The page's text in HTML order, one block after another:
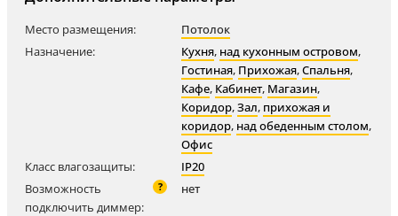
Место размещения:
Потолок
Назначение:
Кухня, над кухонным островом,
Гостиная, Прихожая,Спальня,
Кафе, Кабинет, Магазин,
Коридор,Зал, прихожая и
коридор, над обеденным столом,
Офис
Класс влагозащиты:
IP20
Возможность
подключить диммер:
? нет